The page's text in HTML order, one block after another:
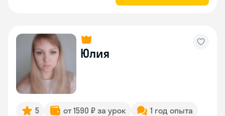
Юлия
5 от 1590 ₽ за урок
1 год опыта